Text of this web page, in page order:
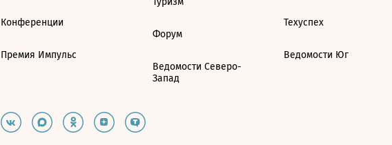
Конференции
Премия Импульс
Форум
Ведомости Северо-
Запад
Техуспех
Ведомости Юг